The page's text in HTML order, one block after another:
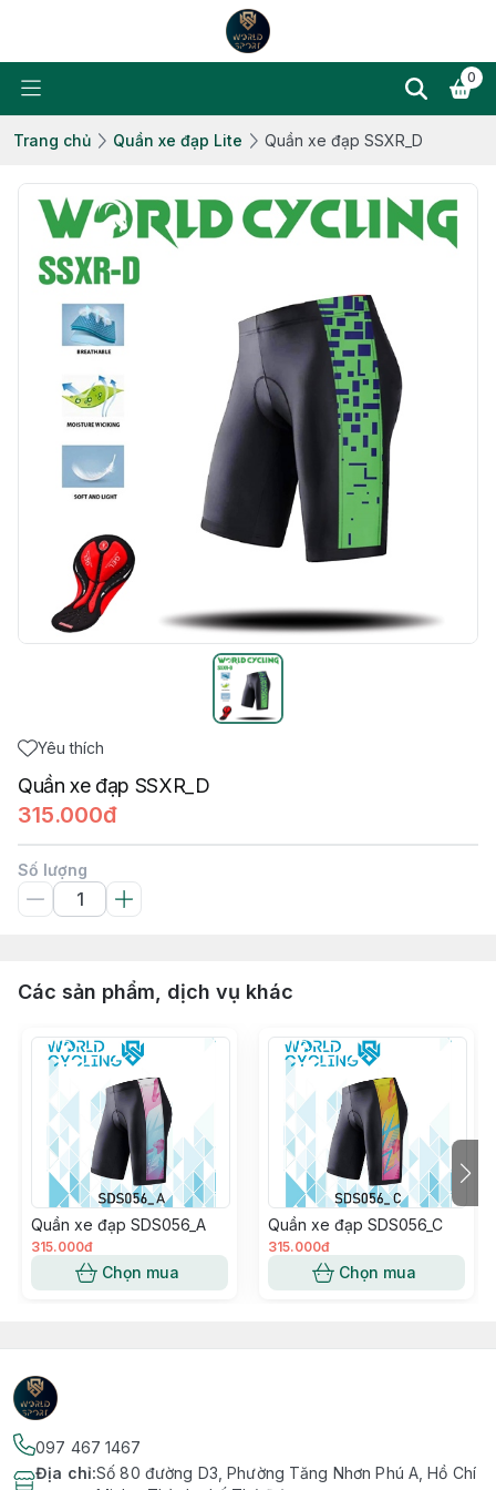
0
Trang chủ Quần xe đạp Lite Quần xe đạp SSXR_D
Yêu thích
Quần xe đạp SSXR_D
315.000đ
Số lượng
Các sản phẩm, dịch vụ khác
Quần xe đạp SDS056_A
315.000đ
Chọn mua
Quần xe đạp SDS056_C
315.000đ
Chọn mua
097 467 1467
Địa chỉ:Số 80 đường D3, Phường Tăng Nhơn Phú A, Hồ Chí